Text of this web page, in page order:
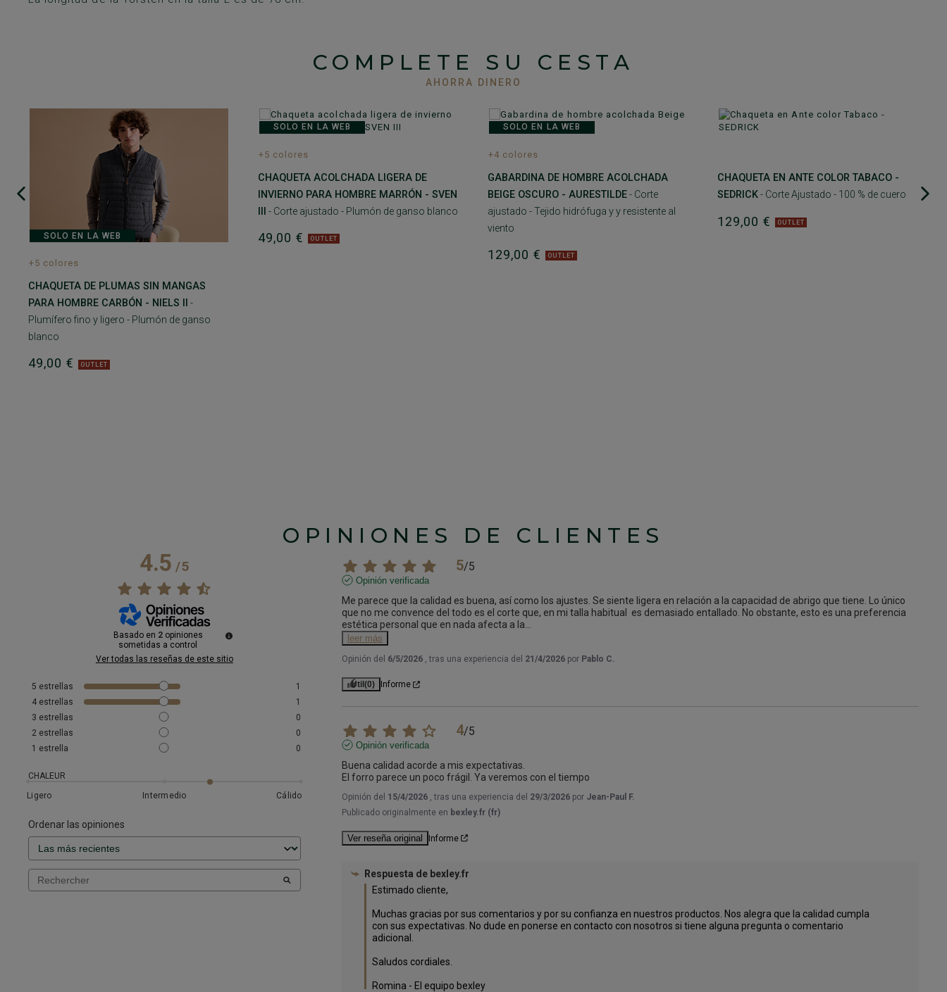
COMPLETE SU CESTA
AHORRA DINERO
SOLO EN LA WEB
+5 colores
CHAQUETA DE PLUMAS SIN MANGAS
PARA HOMBRE CARBÓN - NIELS II
-
Plumífero fino y ligero - Plumón de ganso
blanco
49,00 € OUTLET
SOLO EN LA WEB
+5 colores
CHAQUETA ACOLCHADA LIGERA DE
INVIERNO PARA HOMBRE MARRÓN - SVEN
- Corte ajustado - Plumón de ganso blanco
49,00 € OUTLET
SOLO EN LA WEB
+4 colores
GABARDINA DE HOMBRE ACOLCHADA
BEIGE OSCURO - AURESTILDE- Corte
ajustado - Tejido hidrófuga y y resistente al
viento
129,00 € OUTLET
CHAQUETA EN ANTE COLOR TABACO -
SEDRICK- Corte Ajustado - 100 % de cuero
129,00 € OUTLET
OPINIONES DE CLIENTES
4.5/5
Basado en 2 opiniones
sometidas a control
Ver todas las reseñas de este sitio
5 estrellas
1
4 estrellas
1
3 estrellas
0
2 estrellas
0
1 estrella 0
CHALEUR
Ligero
Intermedio Cálido
Ordenar las opiniones
5/5
Opinión verificada
Me parece que la calidad es buena, así como los ajustes. Se siente ligera en relación a la capacidad de abrigo que tiene. Lo único
que no me convence del todo es el corte que, en mi talla habitual  es demasiado entallado. No obstante, esto es una preferencia
estética personal que en nada afecta a la
leer más
Opinión del 6/5/2026 , tras una experiencia del 21/4/2026 por Pablo C.
Útil (0) Informe
4/5
Opinión verificada
Buena calidad acorde a mis expectativas.
El forro parece un poco frágil. Ya veremos con el tiempo
Opinión del 15/4/2026 , tras una experiencia del 29/3/2026 por Jean-Paul F.
Publicado originalmente en bexley.fr (fr)
Ver reseña original Informe
Respuesta debexley.fr
Estimado cliente,
Muchas gracias por sus comentarios y por su confianza en nuestros productos. Nos alegra que la calidad cumpla
con sus expectativas. No dude en ponerse en contacto con nosotros si tiene alguna pregunta o comentario
adicional.
Saludos cordiales.
Romina - El equipo bexley